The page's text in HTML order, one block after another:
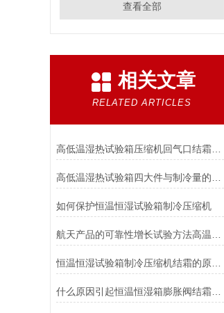
查看全部
相关文章
RELATED ARTICLES
高低温湿热试验箱压缩机回气口结霜的原因都在这里了！
如何保护恒温恒湿试验箱制冷压缩机
恒温恒湿试验箱制冷压缩机结霜的原因有哪些？
什么原因引起恒温恒湿箱膨胀阀结霜异常？